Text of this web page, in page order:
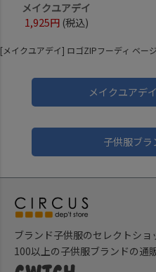
メイクユアデイ
1,925円 (税込)
[メイクユアデイ] ロゴZIPフーディ ベー
メイクユアデ
子供服ブラ
ブランド子供服のセレクトショ
100以上の子供服ブランドの通